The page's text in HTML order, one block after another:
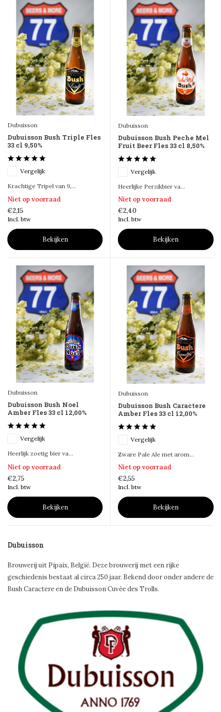
Dubuisson
Dubuisson Bush Triple Fles
33 cl 9,50%
Vergelijk
Krachtige Tripel van 9,...
Niet op voorraad
€2,15
Incl. btw
Bekijken
Dubuisson
Dubuisson Bush Peche Mel
Fruit Beer Fles 33 cl 8,50%
Vergelijk
Heerlijke Perzikbier va...
Niet op voorraad
€2,40
Incl. btw
Bekijken
Dubuisson
Dubuisson Bush Noel
Amber Fles 33 cl 12,00%
Vergelijk
Heerlijk zoetig bier va...
Niet op voorraad
€2,75
Incl. btw
Bekijken
Dubuisson
Dubuisson Bush Caractere
Amber Fles 33 cl 12,00%
Vergelijk
Zware Pale Ale met arom...
Niet op voorraad
€2,55
Incl. btw
Bekijken
Dubuisson
Brouwerij uit Pipaix, België. Deze brouwerij met een rijke
geschiedenis bestaat al circa 250 jaar. Bekend door onder andere de
Bush Caractere en de Dubuisson Cuvée des Trolls.